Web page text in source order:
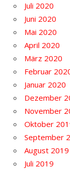
Juli 2020
Juni 2020
Mai 2020
April 2020
März 2020
Februar
Januar 2020
Dezember
November
Oktober
September
August 2019
Juli 2019